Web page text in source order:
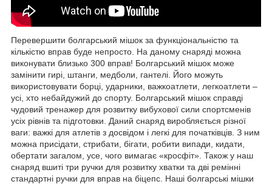
Перевершити болгарський мішок за функціональністю та
кількістю вправ буде непросто. На даному снаряді можна
виконувати близько 300 вправ! Болгарський мішок може
замінити гирі, штанги, медболи, гантелі. Його можуть
використовувати борці, ударники, важкоатлети, легкоатлети –
усі, хто небайдужий до спорту. Болгарський мішок справді
чудовий тренажер для розвитку вибухової сили спортсменів
усіх рівнів та підготовки. Даний снаряд виробляється різної
ваги: ​​важкі для атлетів з досвідом і легкі для початківців. З ним
можна присідати, стрибати, бігати, робити випади, кидати,
обертати загалом, усе, чого вимагає «кросфіт». Також у наш
снаряд вшиті три ручки для розвитку хватки та дві ремінні
стандартні ручки для вправ на біцепс. Наші болгарські мішки